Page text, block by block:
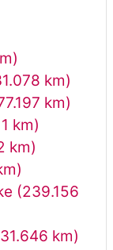
km)
km)
km)
km)
(239.156
km)